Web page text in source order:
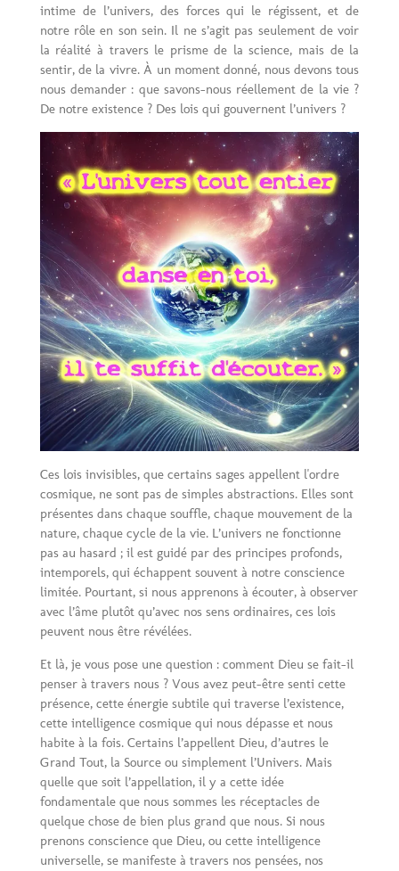
intime de l’univers, des forces qui le régissent, et de
notre rôle en son sein. Il ne s’agit pas seulement de voir
la réalité à travers le prisme de la science, mais de la
sentir, de la vivre. À un moment donné, nous devons tous
nous demander : que savons-nous réellement de la vie ?
De notre existence ? Des lois qui gouvernent l’univers ?
Ces lois invisibles, que certains sages appellent l'ordre
cosmique, ne sont pas de simples abstractions. Elles sont
présentes dans chaque souffle, chaque mouvement de la
nature, chaque cycle de la vie. L’univers ne fonctionne
pas au hasard ; il est guidé par des principes profonds,
intemporels, qui échappent souvent à notre conscience
limitée. Pourtant, si nous apprenons à écouter, à observer
avec l’âme plutôt qu’avec nos sens ordinaires, ces lois
peuvent nous être révélées.
Et là, je vous pose une question : comment Dieu se fait-il
penser à travers nous ? Vous avez peut-être senti cette
présence, cette énergie subtile qui traverse l’existence,
cette intelligence cosmique qui nous dépasse et nous
habite à la fois. Certains l’appellent Dieu, d’autres le
Grand Tout, la Source ou simplement l’Univers. Mais
quelle que soit l’appellation, il y a cette idée
fondamentale que nous sommes les réceptacles de
quelque chose de bien plus grand que nous. Si nous
prenons conscience que Dieu, ou cette intelligence
universelle, se manifeste à travers nos pensées, nos